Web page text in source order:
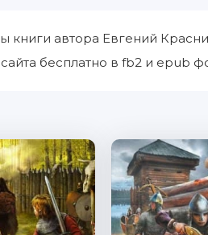
книги автора Евгений
бесплатно в fb2 и epub